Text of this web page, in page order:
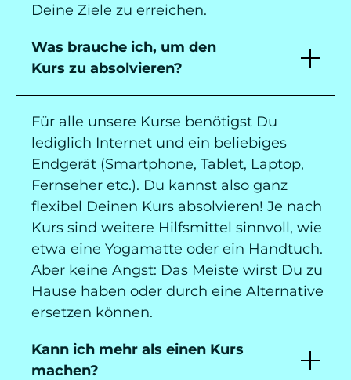
Deine Ziele zu erreichen.
Was brauche ich, um den
Kurs zu absolvieren?
Für alle unsere Kurse benötigst Du
lediglich Internet und ein beliebiges
Endgerät (Smartphone, Tablet, Laptop,
Fernseher etc.). Du kannst also ganz
flexibel Deinen Kurs absolvieren! Je nach
Kurs sind weitere Hilfsmittel sinnvoll, wie
etwa eine Yogamatte oder ein Handtuch.
Aber keine Angst: Das Meiste wirst Du zu
Hause haben oder durch eine Alternative
ersetzen können.
Kann ich mehr als einen Kurs
machen?